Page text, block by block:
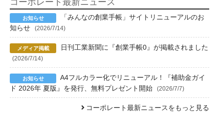
「みんなの創業手帳」サイトリニューアルのお
知らせ
(2026/7/14)
日刊工業新聞に『創業手帳0』が掲載されました
(2026/7/14)
A4フルカラー化でリニューアル！『補助金ガイ
ド 2026年 夏版』を発行、無料プレゼント開始
(2026/7/7)
コーポレート最新ニュースをもっと見る